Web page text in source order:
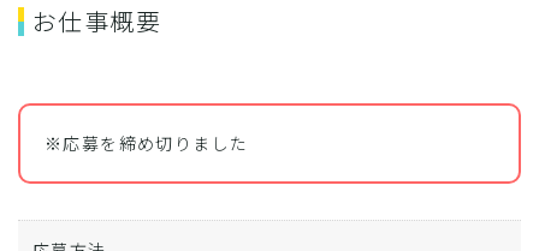
お仕事概要
※応募を締め切りました